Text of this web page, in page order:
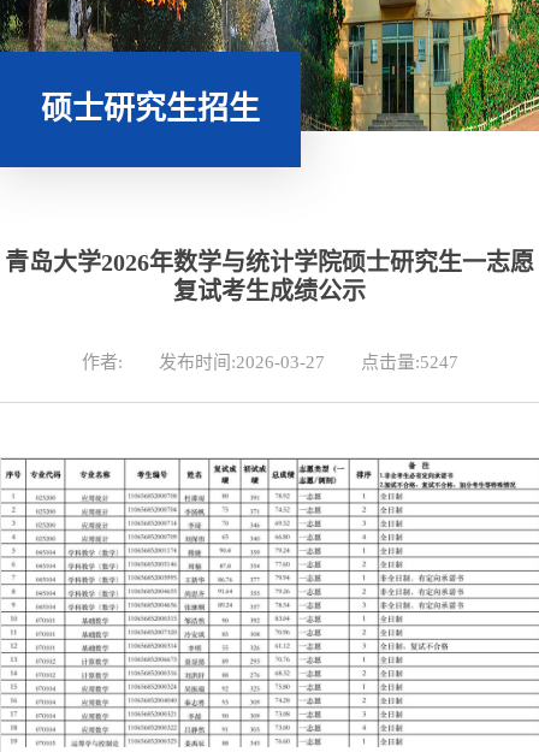
硕士研究生招生
青岛大学2026年数学与统计学院硕士研究生一志愿
复试考生成绩公示
作者: 发布时间:2026-03-27 点击量:5247